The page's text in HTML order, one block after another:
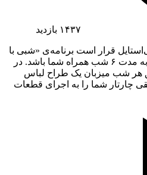
۱۴۳۷ بازدید
سالگی دیجی‌استایل قرار است برنامه‌ی «شبی با
استایل» با موضوع مد و فشن به مدت ۶ شب همراه شما باشد. در
خلیق هر شب میزبان یک طراح لباس
چارتار شما را به اجرای قطعات